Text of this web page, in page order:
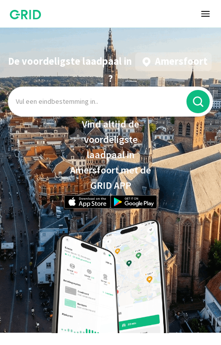
De voordeligste laadpaal in
Amersfoort
?
Vind altijd de
voordeligste
laadpaal in
Amersfoort met de
GRID APP